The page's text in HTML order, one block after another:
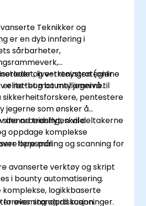
Teknikker og
er en dyb innføring i
sårbarheter,
og verktøystrategier
elite-bug bounty jegerne.
live-treningen (online
er rettet mot mellomnivå til
sikkerheitsforskere, pentestere
jegerne som ønsker å
arbeidsflyt, skale
oppdage komplekse
flere mål.
denne treningen vil deltakerne
oppsporing og scanning for
avanserte verktøy og skript
i bounty automatisering.
komplekse, logikkbaserte
over standard scanninger.
og diskusjon.